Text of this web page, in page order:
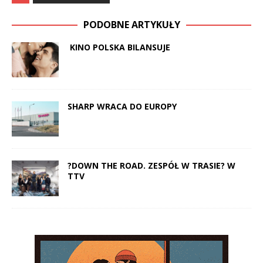
PODOBNE ARTYKUŁY
KINO POLSKA BILANSUJE
SHARP WRACA DO EUROPY
?DOWN THE ROAD. ZESPÓŁ W TRASIE? W
TTV